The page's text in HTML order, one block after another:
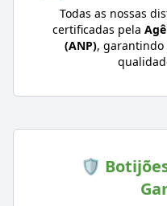
Todas as nossas
certificadas pela
(ANP), garantindo
🛡️